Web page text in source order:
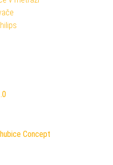
Concept